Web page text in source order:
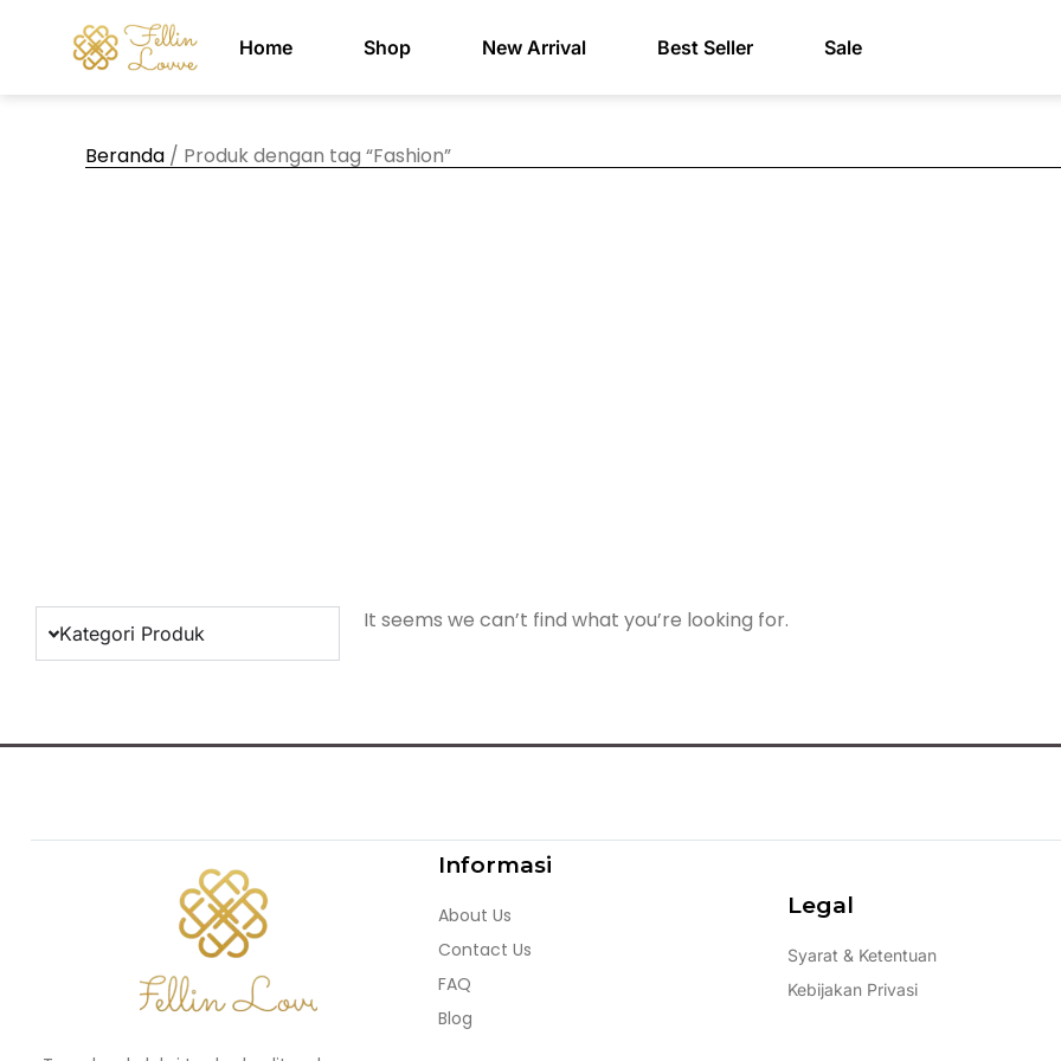
Home Shop New Arrival Best Seller Sale
Beranda / Produk dengan tag “Fashion”
Kategori Produk It seems we can’t find what you’re looking for.
Informasi
About Us
Contact Us
FAQ
Blog
Legal
Syarat & Ketentuan
Kebijakan Privasi